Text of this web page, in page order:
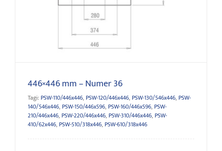
446×446 mm – Numer 36
Tagi: PSW-110/446x446, PSW-120/446x446, PSW-130/546x446, PSW-
140/546x446, PSW-150/446x596, PSW-160/446x596, PSW-
210/446x446, PSW-220/446x446, PSW-310/446x446, PSW-
410/62x446, PSW-510/318x446, PSW-610/318x446